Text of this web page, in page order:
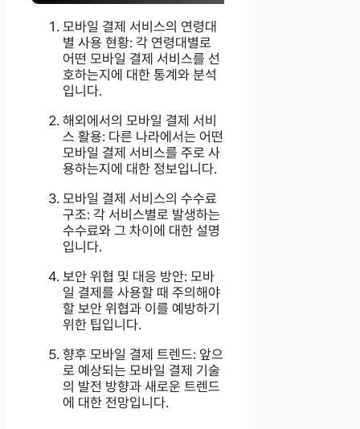
모바일 결제 서비스의 연령대
별 사용 현황: 각 연령대별로
어떤 모바일 결제 서비스를 선
호하는지에 대한 통계와 분석
입니다.
해외에서의 모바일 결제 서비
스 활용: 다른 나라에서는 어떤
모바일 결제 서비스를 주로 사
용하는지에 대한 정보입니다.
모바일 결제 서비스의 수수료
구조: 각 서비스별로 발생하는
수수료와 그 차이에 대한 설명
입니다.
보안 위협 및 대응 방안: 모바
일 결제를 사용할 때 주의해야
할 보안 위협과 이를 예방하기
위한 팁입니다.
향후 모바일 결제 트렌드: 앞으
로 예상되는 모바일 결제 기술
의 발전 방향과 새로운 트렌드
에 대한 전망입니다.